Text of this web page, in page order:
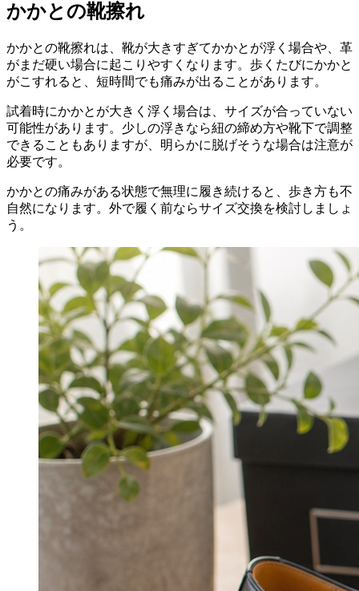
かかとの靴擦れ
かかとの靴擦れは、靴が大きすぎてかかとが浮く場合や、革
がまだ硬い場合に起こりやすくなります。歩くたびにかかと
がこすれると、短時間でも痛みが出ることがあります。
試着時にかかとが大きく浮く場合は、サイズが合っていない
可能性があります。少しの浮きなら紐の締め方や靴下で調整
できることもありますが、明らかに脱げそうな場合は注意が
必要です。
かかとの痛みがある状態で無理に履き続けると、歩き方も不
自然になります。外で履く前ならサイズ交換を検討しましょ
う。